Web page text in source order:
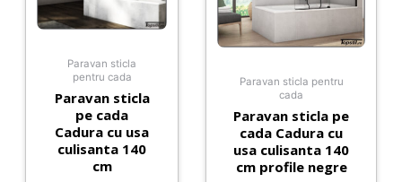
Paravan sticla
pentru cada
Paravan sticla
pe cada
Cadura cu usa
culisanta 140
cm
Paravan sticla pentru
cada
Paravan sticla pe
cada Cadura cu
usa culisanta 140
cm profile negre